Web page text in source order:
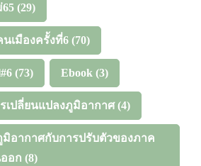
(29)
เมืองครั้งที่6 (70)
(73) Ebook (3)
เปลี่ยนแปลงภูมิอากาศ(4)
มิอากาศกับการปรับตัวของภาค
อก (8)